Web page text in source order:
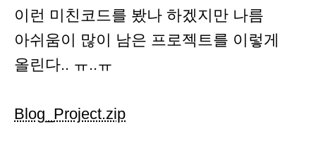
이런 미친코드를 봤나 하겠지만 나름
아쉬움이 많이 남은 프로젝트를 이렇게
올린다.. ㅠ..ㅠ
Blog_Project.zip